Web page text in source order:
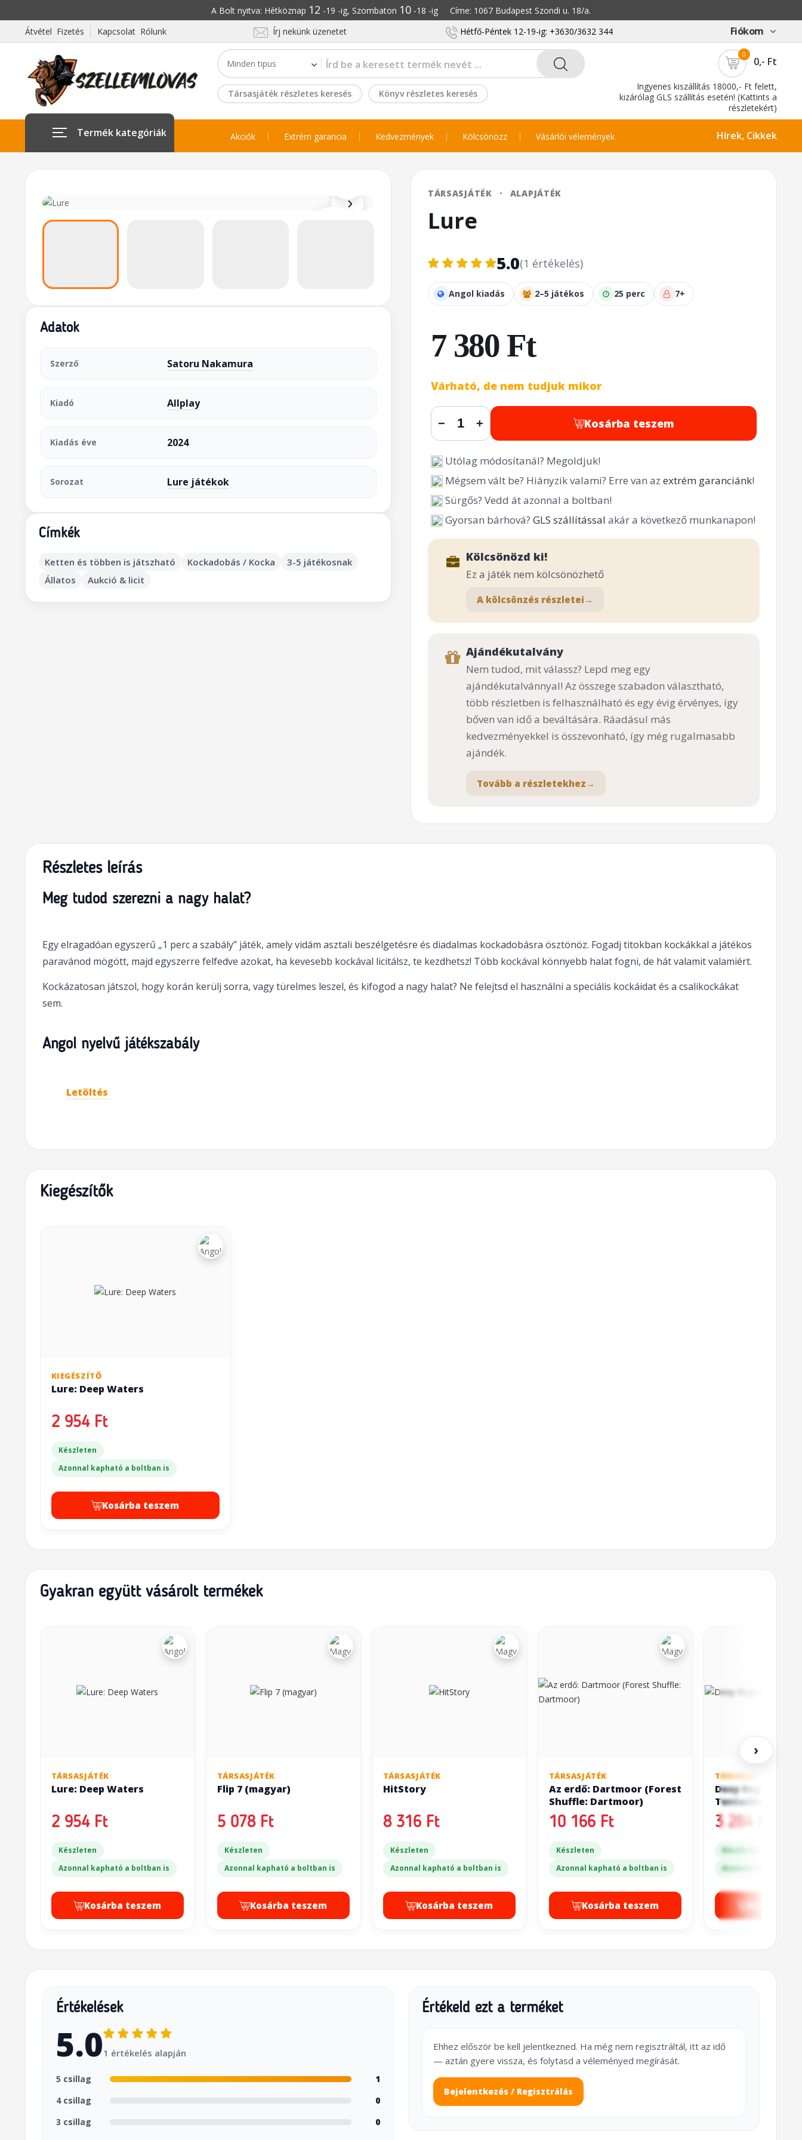
A Bolt nyitva: Hétköznap 12 -19 -ig, Szombaton 10-18 -ig Címe: 1067 Budapest Szondi u. 18/a.
Átvétel Fizetés
Kapcsolat Rólunk Írj nekünk üzenetet Hétfő-Péntek 12-19-ig: +3630/3632 344 Fiókom
Társasjáték részletes keresés Könyv részletes keresés
0
0,- Ft
Ingyenes kiszállítás 18000,- Ft felett,
kizárólag GLS szállítás esetén! (Kattints a
részletekért)
Termék kategóriák Akciók Extrém garancia Kedvezmények Kölcsönözz Vásárlói vélemények Hírek, Cikkek
›
Adatok
Szerző Satoru Nakamura
Kiadó Allplay
Kiadás éve 2024
Sorozat Lure játékok
Címkék
Ketten és többen is játszható Kockadobás / Kocka
3-5 játékosnak
Állatos
Aukció & licit
TÁRSASJÁTÉK · ALAPJÁTÉK
Lure
5.0(1 értékelés)
Angol kiadás 2–5 játékos 25 perc 7+
7 380 Ft
Várható, de nem tudjuk mikor
− + Kosárba teszem
Utólag módosítanál? Megoldjuk!
Mégsem vált be? Hiányzik valami? Erre van az extrém garanciánk!
Sürgős? Vedd át azonnal a boltban!
Gyorsan bárhová? GLS szállítással akár a következő munkanapon!
Kölcsönözd ki!
Ez a játék nem kölcsönözhető
A kölcsönzés részletei →
Ajándékutalvány
Nem tudod, mit válassz? Lepd meg egy
ajándékutalvánnyal! Az összege szabadon választható,
több részletben is felhasználható és egy évig érvényes, így
bőven van idő a beváltására. Ráadásul más
kedvezményekkel is összevonható, így még rugalmasabb
ajándék.
Tovább a részletekhez →
Részletes leírás
Meg tudod szerezni a nagy halat?
Egy elragadóan egyszerű „1 perc a szabály” játék, amely vidám asztali beszélgetésre és diadalmas kockadobásra ösztönöz. Fogadj titokban kockákkal a játékos
paravánod mögött, majd egyszerre felfedve azokat, ha kevesebb kockával licitálsz, te kezdhetsz! Több kockával könnyebb halat fogni, de hát valamit valamiért.
Kockázatosan játszol, hogy korán kerülj sorra, vagy türelmes leszel, és kifogod a nagy halat? Ne felejtsd el használni a speciális kockáidat és a csalikockákat
sem.
Angol nyelvű játékszabály
Letöltés
Kiegészítők
KIEGÉSZÍTŐ
Lure: Deep Waters
2 954 Ft
Készleten
Azonnal kapható a boltban is
Kosárba teszem
Gyakran együtt vásárolt termékek
TÁRSASJÁTÉK
Lure: Deep Waters
2 954 Ft
Készleten
Azonnal kapható a boltban is
Kosárba teszem
TÁRSASJÁTÉK
Flip 7 (magyar)
5 078 Ft
Készleten
Azonnal kapható a boltban is
Kosárba teszem
TÁRSASJÁTÉK
HitStory
8 316 Ft
Készleten
Azonnal kapható a boltban is
Kosárba teszem
TÁRSASJÁTÉK
Az erdő: Dartmoor (Forest
Shuffle: Dartmoor)
10 166 Ft
Készleten
Azonnal kapható a boltban is
Kosárba teszem
TÁRSASJÁTÉK
Deep Regrets:
Tentacles
3 284 Ft
Készleten
Azonnal kapható a
Kosárba
›
Értékelések
5.01 értékelés alapján
5 csillag
1
4 csillag
0
3 csillag
0
Értékeld ezt a terméket
Ehhez először be kell jelentkezned. Ha még nem regisztráltál, itt az idő
— aztán gyere vissza, és folytasd a véleményed megírását.
Bejelentkezés / Regisztrálás